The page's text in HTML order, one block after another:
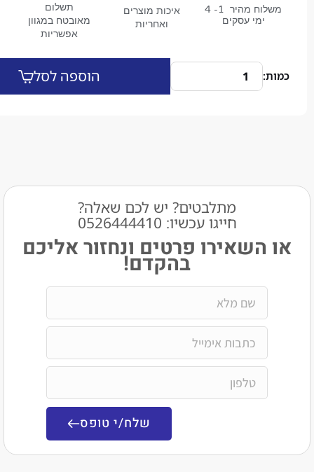
משלוח מהיר 1- 4
איכות מוצרים
תשלום
מאובטח במגוון
הוספה לסל
מתלבטים? יש לכם שאלה?
חייגו עכשיו: 0526444410​
פרטים ונחזור אליכם
בהקדם!
שלח/י טופס